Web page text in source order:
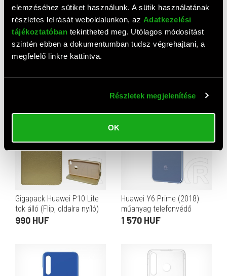
elemzéséhez sütiket használunk. A sütik használatának
részletes leírását weboldalunkon, az Adatkezelési
tájékoztatóban tekintheted meg. Utólagos módosítást
szintén ebben a dokumentumban tudsz végrehajtani, a
megfelelő linkre kattintva.
Részletek megjelenítése
OK
Gigapack Huawei Y6 (2018)
tok álló (Flip, oldalra nyíló,
1 270 HUF 1 710 HUF
Gigapack Huawei P10 Lite
tok álló (Flip, oldalra nyíló)
arany
990 HUF
Huawei Y6 Prime (2018)
műanyag telefonvédő
átlátszó
1 570 HUF